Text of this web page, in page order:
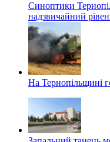
Синоптики
надзвичайний
На Тернопільщині